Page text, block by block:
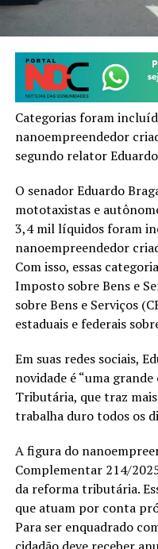
Categorias foram
nanoempreendedor
segundo relator
O senador Eduardo
mototaxistas e
3,4 mil líquidos foram
nanoempreendedor
Com isso, essas
Imposto sobre Bens e
sobre Bens e Serviços
estaduais e federais
Em suas redes sociais,
novidade é “uma
Tributária, que traz
trabalha duro todos os
A figura do
Complementar 214/
da reforma tributária.
que atuam por conta
Para ser enquadrado